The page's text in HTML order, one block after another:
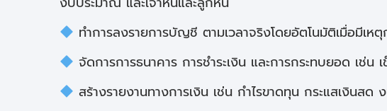
ทำการลงรายการบัญชี ตามเวลาจริงโดยอัตโนมัติเมื่อมีเ
จัดการการธนาคาร การชำระเงิน และการกระทบยอด เช่น
สร้างรายงานทางการเงิน เช่น กำไรขาดทุน กระแสเงินส